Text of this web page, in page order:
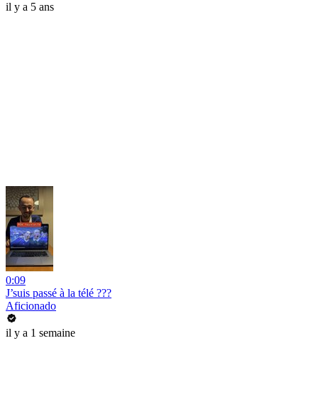
il y a 5 ans
0:09
J’suis passé à la télé ???
Aficionado
il y a 1 semaine